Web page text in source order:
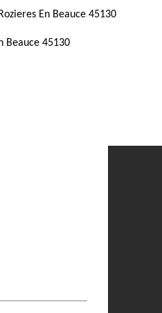
En Beauce 45130
Beauce 45130